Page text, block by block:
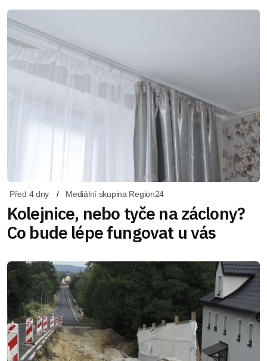
Před 4 dny Mediální skupina Region24
Kolejnice, nebo tyče na záclony?
Co bude lépe fungovat u vás